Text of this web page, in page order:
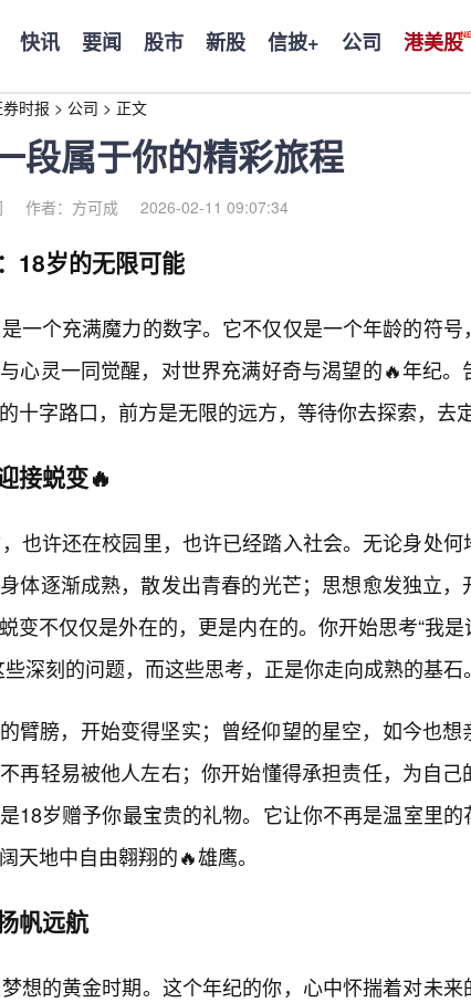
快讯 要闻 股市 新股 信披+ 公司 港美股
时报 > 公司 > 正文
段属于你的精彩旅程
作者：方可成 2026-02-11 09:07:34
18岁的无限可能
一个充满魔力的数字。它不仅仅是一个年龄的符
心灵一同觉醒，对世界充满好奇与渴望的🔥年纪。
十字路口，前方是无限的远方，等待你去探索，去定
接蜕变🔥
也许还在校园里，也许已经踏入社会。无论身处
体逐渐成熟，散发出青春的光芒；思想愈发独立
变不仅仅是外在的，更是内在的。你开始思考“我
深刻的问题，而这些思考，正是你走向成熟的基石。
臂膀，开始变得坚实；曾经仰望的星空，如今也
再轻易被他人左右；你开始懂得承担责任，为自
18岁赠予你最宝贵的礼物。它让你不再是温室里
天地中自由翱翔的🔥雄鹰。
帆远航
想的黄金时期。这个年纪的你，心中怀揣着对未